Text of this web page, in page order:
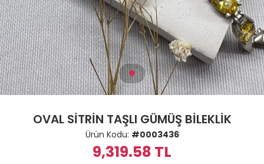
OVAL SİTRİN TAŞLI GÜMÜŞ BİLEKLİK
Ürün Kodu: #0003436
9,319.58 TL